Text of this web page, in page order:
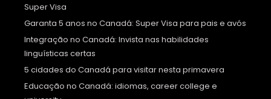
Super Visa
Garanta 5 anos no Canadá: Super Visa para pais e avós
Integração no Canadá: Invista nas habilidades
linguísticas certas
5 cidades do Canadá para visitar nesta primavera
Educação no Canadá: idiomas, career college e